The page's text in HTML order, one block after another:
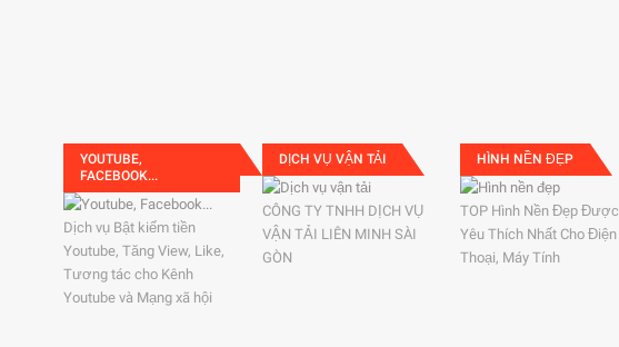
YOUTUBE,
FACEBOOK...
Dịch vụ Bật kiếm tiền
Youtube, Tăng View, Like,
Tương tác cho Kênh
Youtube và Mạng xã hội
DỊCH VỤ VẬN TẢI
CÔNG TY TNHH DỊCH VỤ
VẬN TẢI LIÊN MINH SÀI
GÒN
HÌNH NỀN ĐẸP
TOP Hình Nền Đẹp Được
Yêu Thích Nhất Cho Điện
Thoại, Máy Tính